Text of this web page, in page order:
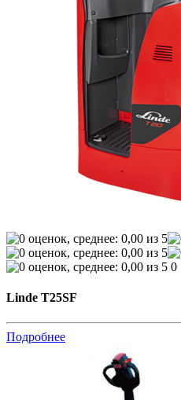
0
Linde T25SF
Подробнее